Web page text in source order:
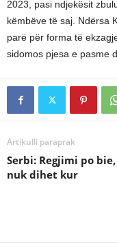
2023, pasi ndjekësit
këmbëve të saj. Ndërsa
parë për forma të
sidomos pjesa e pasme
Artikulli paraprak
Serbi: Regjimi po
nuk dihet kur